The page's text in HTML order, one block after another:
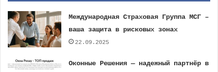
Международная Страховая Группа МСГ –
ваша защита в рисковых зонах
22.09.2025
Оконные Решения — надежный партнёр в